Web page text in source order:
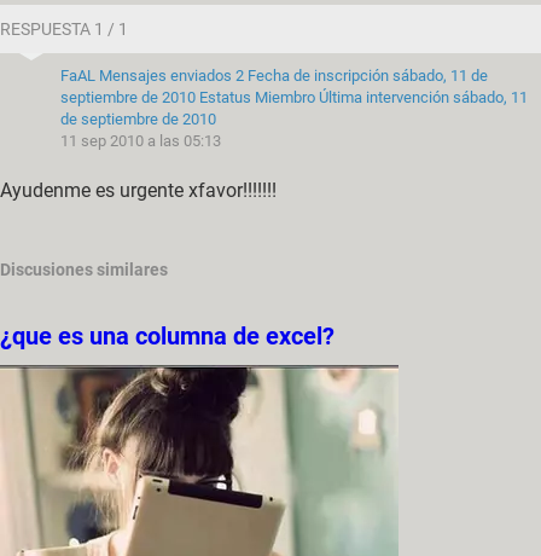
RESPUESTA 1 / 1
FaAL Mensajes enviados 2 Fecha de inscripción sábado, 11 de
septiembre de 2010 Estatus Miembro Última intervención sábado, 11
de septiembre de 2010
11 sep 2010 a las 05:13
Ayudenme es urgente xfavor!!!!!!!
Discusiones similares
¿que es una columna de excel?